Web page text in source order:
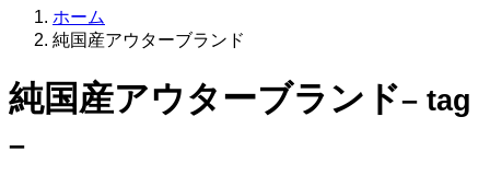
ホーム
純国産アウターブランド
純国産アウターブランド– tag
–